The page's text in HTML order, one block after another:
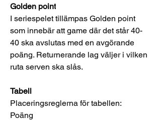
Golden point
I seriespelet tillämpas Golden point
som innebär att game där det står 40-
40 ska avslutas med en avgörande
poäng. Returnerande lag väljer i vilken
ruta serven ska slås.
Tabell
Placeringsreglerna för tabellen:
Poäng